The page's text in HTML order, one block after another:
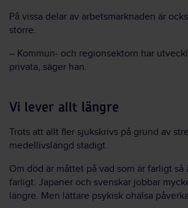
På vissa delar av arbetsmarknaden är
större.
– Kommun- och regionsektorn har
privata, säger han.
Vi lever allt längre
Trots att allt fler sjukskrivs på grund av
medellivslängd stadigt.
Om död är måttet på vad som är farligt så
farligt. Japaner och svenskar jobbar
längre. Men lättare psykisk ohälsa